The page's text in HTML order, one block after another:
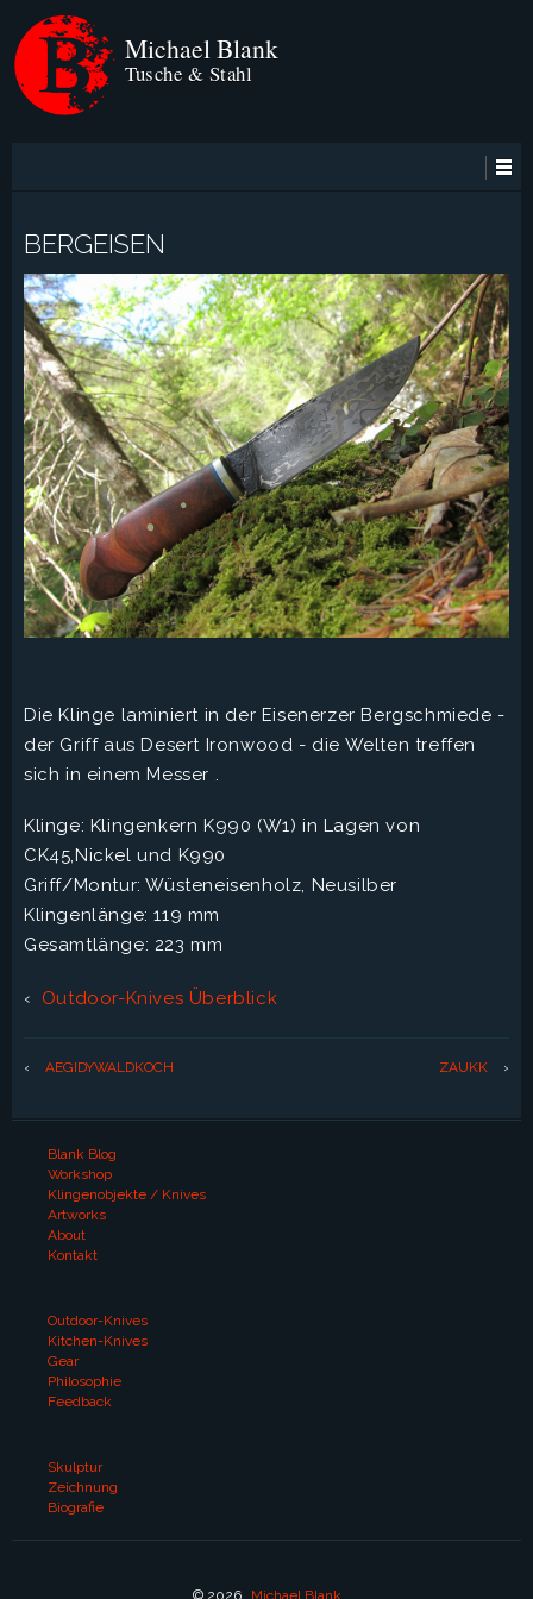
Michael Blank
Tusche & Stahl
BERGEISEN
Die Klinge laminiert in der Eisenerzer Bergschmiede -
der Griff aus Desert Ironwood - die Welten treffen
sich in einem Messer .
Klinge: Klingenkern K990 (W1) in Lagen von
CK45,Nickel und K990
Griff/Montur: Wüsteneisenholz, Neusilber
Klingenlänge: 119 mm
Gesamtlänge: 223 mm
‹ Outdoor-Knives Überblick
‹ AEGIDYWALDKOCH ZAUKK ›
Blank Blog
Workshop
Klingenobjekte / Knives
Artworks
About
Kontakt
Outdoor-Knives
Kitchen-Knives
Gear
Philosophie
Feedback
Skulptur
Zeichnung
Biografie
© 2026 Michael Blank